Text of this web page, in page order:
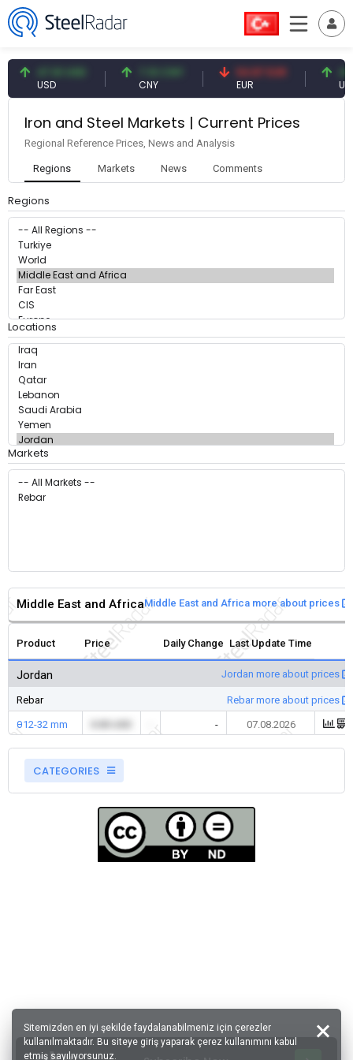
USD CNY
54.87 EUR
EUR
Iron and Steel Markets | Current Prices
Regional Reference Prices, News and Analysis
Regions Markets News Comments
Regions
Locations
Markets
Middle East and AfricaMiddle East and Africa more about prices
Product Price Daily Change Last Update Time
Jordan Jordan more about prices
Rebar Rebar more about prices
θ12-32 mm - 07.08.2026
CATEGORIES
Sitemizden en iyi şekilde faydalanabilmeniz için çerezler
kullanılmaktadır. Bu siteye giriş yaparak çerez kullanımını kabul
etmiş sayılıyorsunuz.